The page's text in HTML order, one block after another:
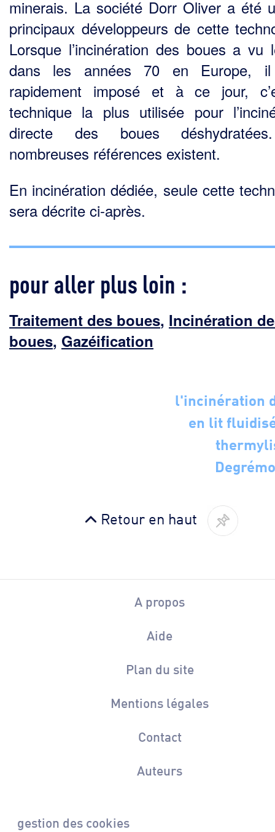
minerais. La société Dorr Oliver a été
principaux développeurs de cette
Lorsque l’incinération des boues a vu
dans les années 70 en Europe, il
rapidement imposé et à ce jour,
technique la plus utilisée pour
directe des boues
nombreuses références existent.
En incinération dédiée, seule cette
sera décrite ci-après.
pour aller plus loin :
Traitement des boues, Incinération
boues, Gazéification
l'incinération
en lit
Retour en haut
A propos
Aide
Plan du site
Mentions légales
Contact
Auteurs
gestion des cookies